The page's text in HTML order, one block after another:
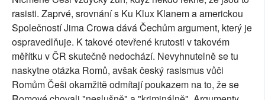
rasisti. Zaprvé, srovnání s Ku Klux Klanem a americkou
Společností Jima Crowa dává Čechům argument, který je
ospravedlňuje. K takové otevřené krutosti v takovém
měřítku v ČR skutečně nedochází. Nevyhnutelně se tu
naskytne otázka Romů, avšak český rasismus vůči
Romům Češi okamžitě odmítají poukazem na to, že se